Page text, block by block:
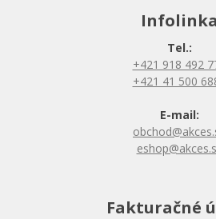
Infolinka
Tel.:
+421 918 492
+421 41 500
E-mail:
Fakturačné